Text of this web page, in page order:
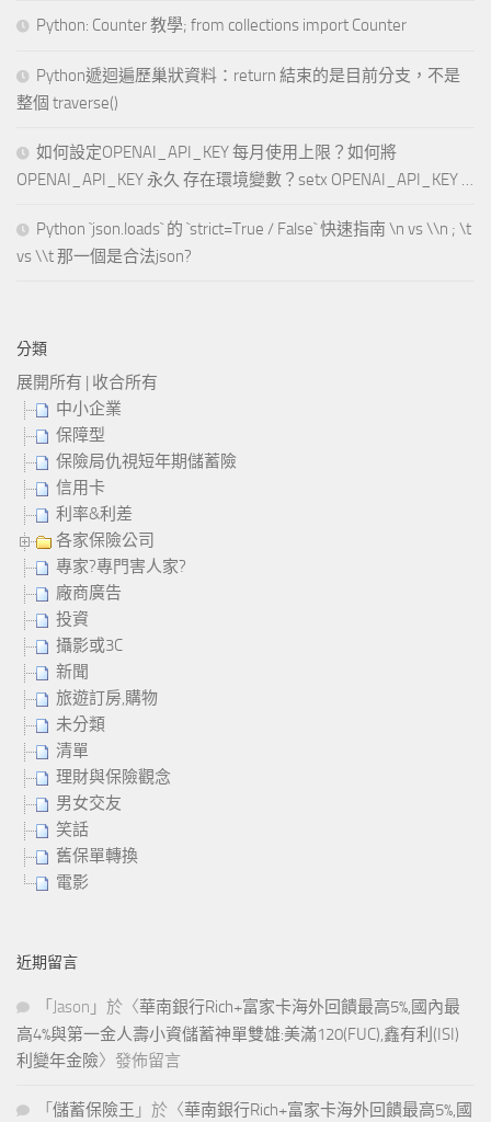
Python: Counter 教學; from collections import Counter
Python遞迴遍歷巢狀資料：return 結束的是目前分支，不是
整個 traverse()
如何設定OPENAI_API_KEY 每月使用上限？如何將
OPENAI_API_KEY 永久 存在環境變數？setx OPENAI_API_KEY …
Python `json.loads` 的 `strict=True / False` 快速指南 \n vs \\n ; \t
vs \\t 那一個是合法json?
分類
展開所有 | 收合所有
中小企業
保障型
保險局仇視短年期儲蓄險
信用卡
利率&利差
各家保險公司
專家?專門害人家?
廠商廣告
投資
攝影或3C
新聞
旅遊訂房,購物
未分類
清單
理財與保險觀念
男女交友
笑話
舊保單轉換
電影
近期留言
「 Jason 」於〈華南銀行Rich+富家卡海外回饋最高5%,國內最
高4%與第一金人壽小資儲蓄神單雙雄:美滿120(FUC),鑫有利(ISI)
利變年金險〉發佈留言
「 儲蓄保險王 」於〈華南銀行Rich+富家卡海外回饋最高5%,國